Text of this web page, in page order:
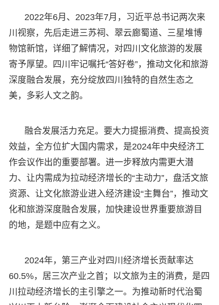
2022年6月、2023年7月，习近平总书记两次来
川视察，先后走进三苏祠、翠云廊蜀道、三星堆博
物馆新馆，详细了解情况，对四川文化旅游的发展
寄予厚望。四川牢记嘱托“答好卷”，推动文化和旅游
深度融合发展，充分绽放四川独特的自然生态之
美，多彩人文之韵。
融合发展活力充足。要大力提振消费、提高投资
效益，全方位扩大国内需求，是2024年中央经济工
作会议作出的重要部署。进一步释放内需更大潜
力、让内需成为拉动经济增长的“主动力”，盘活文旅
资源、让文化旅游业进入经济建设“主舞台”，推动文
化和旅游深度融合发展，加快建设世界重要旅游目
的地，是题中应有之义。
2024年，第三产业对四川经济增长贡献率达
60.5%，居三次产业之首；以文旅为主的消费，是四
川拉动经济增长的主引擎之一。为推动新时代治蜀